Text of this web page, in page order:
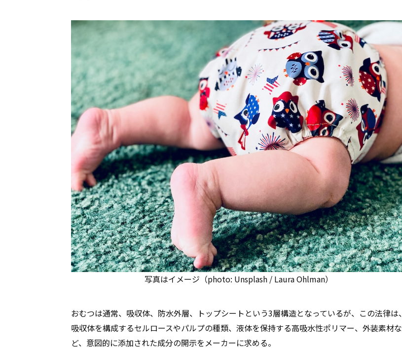
写真はイメージ（photo: Unsplash / Laura Ohlman）
おむつは通常、吸収体、防水外層、トップシートという3層構造となっているが、この法律は、
吸収体を構成するセルロースやパルプの種類、液体を保持する高吸水性ポリマー、外装素材な
ど、意図的に添加された成分の開示をメーカーに求める。